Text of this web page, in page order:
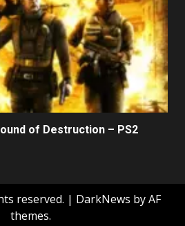
of Destruction – PS2
reserved. | DarkNews by AF
themes.